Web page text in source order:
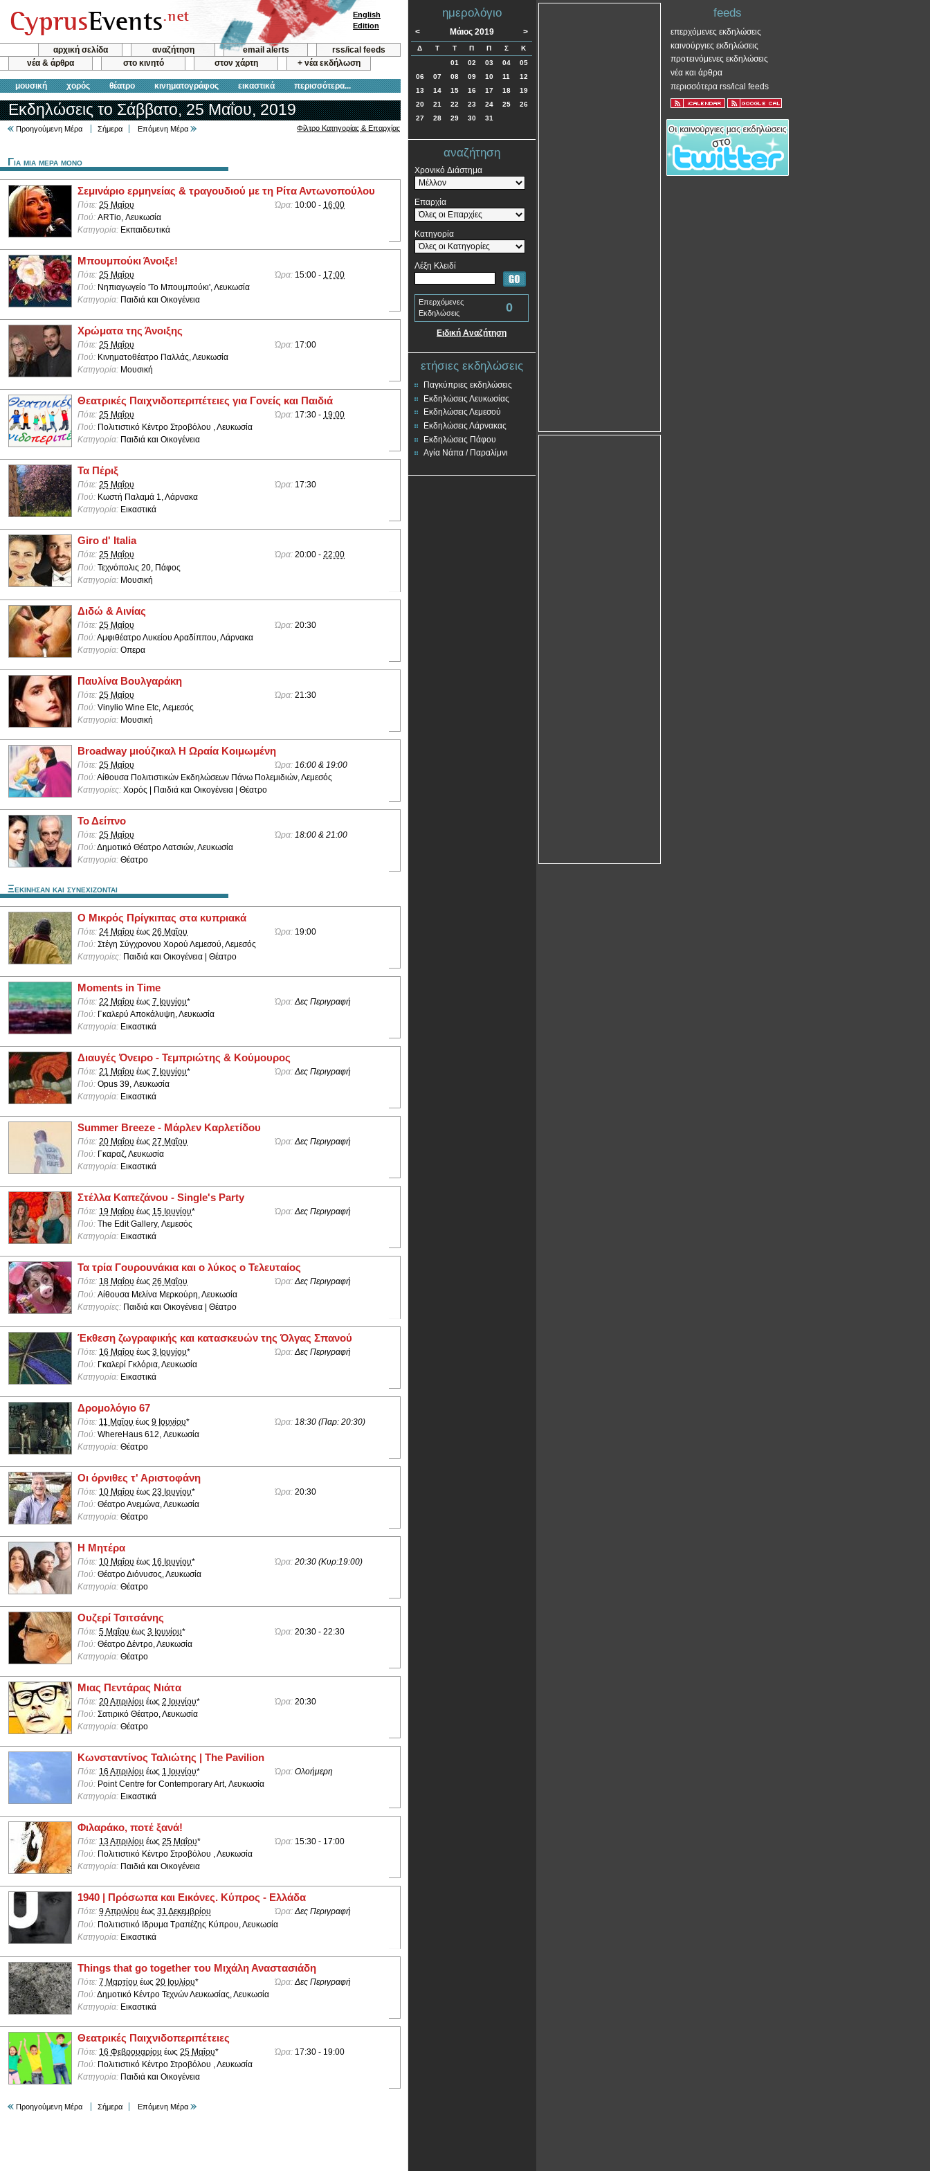
αρχική σελίδα αναζήτηση email alerts
rss/ical feeds
νέα & άρθρα
στο κινητό στον χάρτη + νέα εκδήλωση
μουσική χορός θέατρο κινηματογράφος εικαστικά περισσότερα...
English
Edition
Εκδηλώσεις το Σάββατο, 25 Μαΐου, 2019
Προηγούμενη Μέρα Σήμερα Επόμενη Μέρα Φίλτρο Κατηγορίας & Επαρχίας
Για μια μερα μονο
Σεμινάριο ερμηνείας & τραγουδιού με τη Ρίτα Αντωνοπούλου
Πότε: 25 Μαΐου Ώρα: 10:00 - 16:00
Πού: ARTio, Λευκωσία
Κατηγορία: Εκπαιδευτικά
Μπουμπούκι Άνοιξε!
Πότε: 25 Μαΐου Ώρα: 15:00 - 17:00
Πού: Νηπιαγωγείο 'Το Μπουμπούκι', Λευκωσία
Κατηγορία: Παιδιά και Οικογένεια
Χρώματα της Άνοιξης
Πότε: 25 Μαΐου Ώρα: 17:00
Πού: Κινηματοθέατρο Παλλάς, Λευκωσία
Κατηγορία: Μουσική
Θεατρικές Παιχνιδοπεριπέτειες για Γονείς και Παιδιά
Πότε: 25 Μαΐου Ώρα: 17:30 - 19:00
Πού: Πολιτιστικό Κέντρο Στροβόλου , Λευκωσία
Κατηγορία: Παιδιά και Οικογένεια
Τα Πέριξ
Πότε: 25 Μαΐου Ώρα: 17:30
Πού: Κωστή Παλαμά 1, Λάρνακα
Κατηγορία: Εικαστικά
Giro d' Italia
Πότε: 25 Μαΐου Ώρα: 20:00 - 22:00
Πού: Τεχνόπολις 20, Πάφος
Κατηγορία: Μουσική
Διδώ & Αινίας
Πότε: 25 Μαΐου Ώρα: 20:30
Πού:Αμφιθέατρο Λυκείου Αραδίππου, Λάρνακα
Κατηγορία: Οπερα
Παυλίνα Βουλγαράκη
Πότε: 25 Μαΐου Ώρα: 21:30
Πού: Vinylio Wine Etc, Λεμεσός
Κατηγορία: Μουσική
Broadway μιούζικαλ Η Ωραία Κοιμωμένη
Πότε: 25 Μαΐου Ώρα: 16:00 & 19:00
Πού:Αίθουσα Πολιτιστικών Εκδηλώσεων Πάνω Πολεμιδιών, Λεμεσός
Κατηγορίες: Χορός | Παιδιά και Οικογένεια | Θέατρο
Το Δείπνο
Πότε: 25 Μαΐου Ώρα: 18:00 & 21:00
Πού:Δημοτικό Θέατρο Λατσιών, Λευκωσία
Κατηγορία: Θέατρο
Ξεκινησαν και συνεχιζονται
Ο Μικρός Πρίγκιπας στα κυπριακά
Πότε: 24 Μαΐου έως 26 Μαΐου Ώρα: 19:00
Πού: Στέγη Σύγχρονου Χορού Λεμεσού, Λεμεσός
Κατηγορίες: Παιδιά και Οικογένεια | Θέατρο
Moments in Time
Πότε: 22 Μαΐου έως 7 Ιουνίου* Ώρα:Δες Περιγραφή
Πού: Γκαλερύ Αποκάλυψη, Λευκωσία
Κατηγορία: Εικαστικά
Διαυγές Όνειρο - Τεμπριώτης & Κούμουρος
Πότε: 21 Μαΐου έως 7 Ιουνίου* Ώρα:Δες Περιγραφή
Πού: Opus 39, Λευκωσία
Κατηγορία: Εικαστικά
Summer Breeze - Μάρλεν Καρλετίδου
Πότε: 20 Μαΐου έως 27 Μαΐου Ώρα:Δες Περιγραφή
Πού: Γκαραζ, Λευκωσία
Κατηγορία: Εικαστικά
Στέλλα Καπεζάνου - Single's Party
Πότε: 19 Μαΐου έως 15 Ιουνίου* Ώρα:Δες Περιγραφή
Πού: The Edit Gallery, Λεμεσός
Κατηγορία: Εικαστικά
Τα τρία Γουρουνάκια και ο λύκος ο Τελευταίος
Πότε: 18 Μαΐου έως 26 Μαΐου Ώρα:Δες Περιγραφή
Πού: Aίθουσα Μελίνα Μερκούρη, Λευκωσία
Κατηγορίες: Παιδιά και Οικογένεια | Θέατρο
Έκθεση ζωγραφικής και κατασκευών της Όλγας Σπανού
Πότε: 16 Μαΐου έως 3 Ιουνίου* Ώρα: Δες Περιγραφή
Πού: Γκαλερί Γκλόρια, Λευκωσία
Κατηγορία: Εικαστικά
Δρομολόγιο 67
Πότε: 11 Μαΐου έως 9 Ιουνίου* Ώρα: 18:30 (Παρ: 20:30)
Πού: WhereHaus 612, Λευκωσία
Κατηγορία: Θέατρο
Οι όρνιθες τ' Αριστοφάνη
Πότε: 10 Μαΐου έως 23 Ιουνίου* Ώρα: 20:30
Πού: Θέατρο Ανεμώνα, Λευκωσία
Κατηγορία: Θέατρο
Η Μητέρα
Πότε: 10 Μαΐου έως 16 Ιουνίου* Ώρα: 20:30 (Κυρ:19:00)
Πού: Θέατρο Διόνυσος, Λευκωσία
Κατηγορία: Θέατρο
Ουζερί Τσιτσάνης
Πότε: 5 Μαΐου έως 3 Ιουνίου* Ώρα: 20:30 - 22:30
Πού: Θέατρο Δέντρο, Λευκωσία
Κατηγορία: Θέατρο
Μιας Πεντάρας Νιάτα
Πότε: 20 Απριλίου έως 2 Ιουνίου* Ώρα: 20:30
Πού: Σατιρικό Θέατρο, Λευκωσία
Κατηγορία: Θέατρο
Κωνσταντίνος Ταλιώτης | The Pavilion
Πότε: 16 Απριλίου έως 1 Ιουνίου* Ώρα: Ολοήμερη
Πού: Point Centre for Contemporary Art, Λευκωσία
Κατηγορία: Εικαστικά
Φιλαράκο, ποτέ ξανά!
Πότε: 13 Απριλίου έως 25 Μαΐου* Ώρα: 15:30 - 17:00
Πού: Πολιτιστικό Κέντρο Στροβόλου , Λευκωσία
Κατηγορία: Παιδιά και Οικογένεια
1940 | Πρόσωπα και Εικόνες. Κύπρος - Ελλάδα
Πότε: 9 Απριλίου έως 31 Δεκεμβρίου Ώρα:Δες Περιγραφή
Πού: Πολιτιστικό Ιδρυμα Τραπέζης Κύπρου, Λευκωσία
Κατηγορία: Εικαστικά
Things that go together του Μιχάλη Αναστασιάδη
Πότε: 7 Μαρτίου έως 20 Ιουλίου* Ώρα: Δες Περιγραφή
Πού:Δημοτικό Κέντρο Τεχνών Λευκωσίας, Λευκωσία
Κατηγορία: Εικαστικά
Θεατρικές Παιχνιδοπεριπέτειες
Πότε: 16 Φεβρουαρίου έως 25 Μαΐου* Ώρα: 17:30 - 19:00
Πού: Πολιτιστικό Κέντρο Στροβόλου , Λευκωσία
Κατηγορία: Παιδιά και Οικογένεια
Προηγούμενη Μέρα Σήμερα Επόμενη Μέρα
ημερολόγιο
< Μάιος 2019 >
Δ Τ Τ Π Π Σ
Κ
01
02 03 04
05
06
07 08 09 10 11
12
13
14 15 16 17 18
19
20
21 22 23 24 25
26
27
28 29 30 31
αναζήτηση
Χρονικό Διάστημα
Επαρχία
Κατηγορία
Λέξη Κλειδί
Επερχόμενες
Εκδηλώσεις
0
Ειδική Αναζήτηση
ετήσιες εκδηλώσεις
Παγκύπριες εκδηλώσεις
Εκδηλώσεις Λευκωσίας
Εκδηλώσεις Λεμεσού
Εκδηλώσεις Λάρνακας
Εκδηλώσεις Πάφου
Αγία Νάπα / Παραλίμνι
feeds
επερχόμενες εκδηλώσεις
καινούργιες εκδηλώσεις
προτεινόμενες εκδηλώσεις
νέα και άρθρα
περισσότερα rss/ical feeds